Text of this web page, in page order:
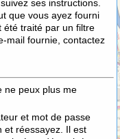
ses instructions.
que vous ayez fourni
été traité par un filtre
mail fournie, contactez
ne peux plus me
et mot de passe
et réessayez. Il est